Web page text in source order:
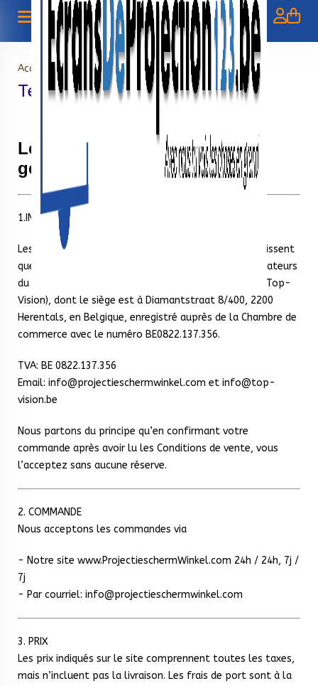
Accueil >Termes et les conditions
Termes et les conditions
Les Termes et Conditions
générales de Top-Vision
1.INTRODUCTION
Les conditions de vente détaillées ci-dessous ne régissent
que les relations contractuelles entre tous les utilisateurs
du site et le vendeur ProjectieschermWinkel.com (et Top-
Vision), dont le siège est à Diamantstraat 8/400, 2200
Herentals, en Belgique, enregistré auprès de la Chambre de
commerce avec le numéro BE0822.137.356.
TVA: BE 0822.137.356
Email: info@projectieschermwinkel.com et info@top-
vision.be
Nous partons du principe qu’en confirmant votre
commande après avoir lu les Conditions de vente, vous
l’acceptez sans aucune réserve.
2. COMMANDE
Nous acceptons les commandes via
- Notre site www.ProjectieschermWinkel.com 24h / 24h, 7j /
7j
- Par courriel: info@projectieschermwinkel.com
3. PRIX
Les prix indiqués sur le site comprennent toutes les taxes,
mais n’incluent pas la livraison. Les frais de port sont à la